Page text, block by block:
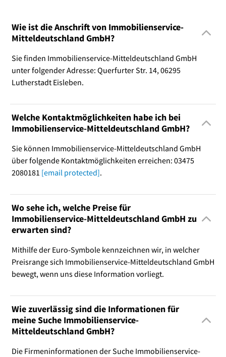
Wie ist die Anschrift von Immobilienservice-
Mitteldeutschland GmbH?
Sie finden Immobilienservice-Mitteldeutschland GmbH
unter folgender Adresse: Querfurter Str. 14, 06295
Lutherstadt Eisleben.
Welche Kontaktmöglichkeiten habe ich bei
Immobilienservice-Mitteldeutschland GmbH?
Sie können Immobilienservice-Mitteldeutschland GmbH
über folgende Kontaktmöglichkeiten erreichen: 03475
2080181 [email protected].
Wo sehe ich, welche Preise für
Immobilienservice-Mitteldeutschland GmbH zu
erwarten sind?
Mithilfe der Euro-Symbole kennzeichnen wir, in welcher
Preisrange sich Immobilienservice-Mitteldeutschland GmbH
bewegt, wenn uns diese Information vorliegt.
Wie zuverlässig sind die Informationen für
meine Suche Immobilienservice-
Mitteldeutschland GmbH?
Die Firmeninformationen der Suche Immobilienservice-